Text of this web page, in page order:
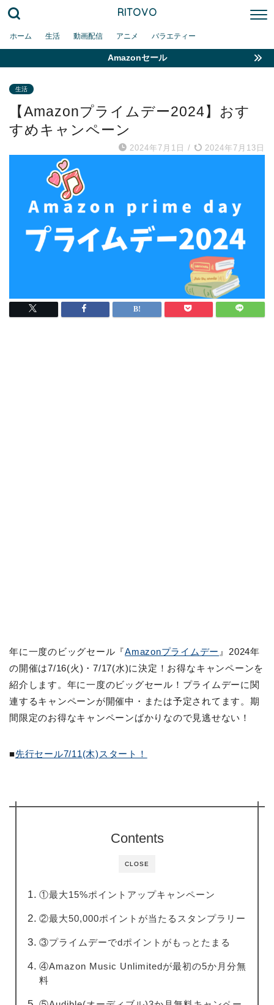
RITOVO
ホーム 生活 動画配信 アニメ バラエティー
Amazonセール
生活
【Amazonプライムデー2024】おす
すめキャンペーン
2024年7月1日 / 2024年7月13日
年に一度のビッグセール『Amazonプライムデー 』2024年
の開催は7/16(火)・7/17(水)に決定！お得なキャンペーンを
紹介します。年に一度のビッグセール！プライムデーに関
連するキャンペーンが開催中・または予定されてます。期
間限定のお得なキャンペーンばかりなので見逃せない！
■先行セール7/11(木)スタート！
CLOSE
Contents
①最大15%ポイントアップキャンペーン
②最大50,000ポイントが当たるスタンプラリー
③プライムデーでdポイントがもっとたまる
④Amazon Music Unlimitedが最初の5か月分無
料